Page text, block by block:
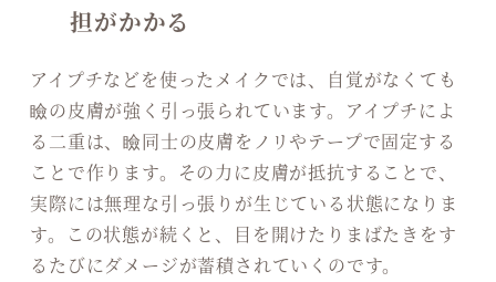
担がかかる
アイプチなどを使ったメイクでは、自覚がなくても
瞼の皮膚が強く引っ張られています。アイプチによ
る二重は、瞼同士の皮膚をノリやテープで固定する
ことで作ります。その力に皮膚が抵抗することで、
実際には無理な引っ張りが生じている状態になりま
す。この状態が続くと、目を開けたりまばたきをす
るたびにダメージが蓄積されていくのです。